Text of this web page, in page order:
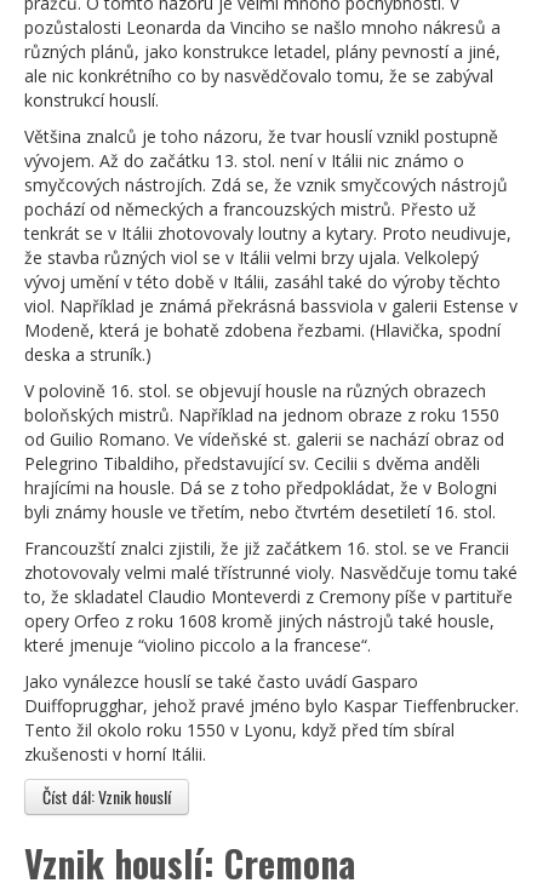
pozůstalosti Leonarda da Vinciho se našlo mnoho nákresů a
různých plánů, jako konstrukce letadel, plány pevností a jiné,
ale nic konkrétního co by nasvědčovalo tomu, že se zabýval
konstrukcí houslí.
Většina znalců je toho názoru, že tvar houslí vznikl postupně
vývojem. Až do začátku 13. stol. není v Itálii nic známo o
smyčcových nástrojích. Zdá se, že vznik smyčcových nástrojů
pochází od německých a francouzských mistrů. Přesto už
tenkrát se v Itálii zhotovovaly loutny a kytary. Proto neudivuje,
že stavba různých viol se v Itálii velmi brzy ujala. Velkolepý
vývoj umění v této době v Itálii, zasáhl také do výroby těchto
viol. Například je známá překrásná bassviola v galerii Estense v
Modeně, která je bohatě zdobena řezbami. (Hlavička, spodní
deska a struník.)
V polovině 16. stol. se objevují housle na různých obrazech
boloňských mistrů. Například na jednom obraze z roku 1550
od Guilio Romano. Ve vídeňské st. galerii se nachází obraz od
Pelegrino Tibaldiho, představující sv. Cecilii s dvěma anděli
hrajícími na housle. Dá se z toho předpokládat, že v Bologni
byli známy housle ve třetím, nebo čtvrtém desetiletí 16. stol.
Francouzští znalci zjistili, že již začátkem 16. stol. se ve Francii
zhotovovaly velmi malé třístrunné violy. Nasvědčuje tomu také
to, že skladatel Claudio Monteverdi z Cremony píše v partituře
opery Orfeo z roku 1608 kromě jiných nástrojů také housle,
které jmenuje “violino piccolo a la francese“.
Jako vynálezce houslí se také často uvádí Gasparo
Duiffoprugghar, jehož pravé jméno bylo Kaspar Tieffenbrucker.
Tento žil okolo roku 1550 v Lyonu, když před tím sbíral
zkušenosti v horní Itálii.
Číst dál: Vznik houslí
Vznik houslí: Cremona